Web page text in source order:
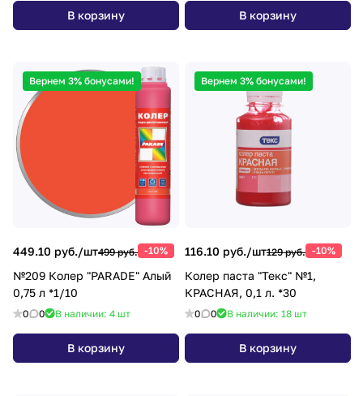
В корзину В корзину
Вернем 3% бонусами!
449.10 руб./шт499 руб. -10%
№209 Колер "PARADE" Алый
0,75 л *1/10
0 0 В наличии: 4 шт
В корзину
Вернем 3% бонусами!
116.10 руб./шт129 руб. -10%
Колер паста "Текс" №1,
КРАСНАЯ, 0,1 л. *30
0 0 В наличии: 18 шт
В корзину